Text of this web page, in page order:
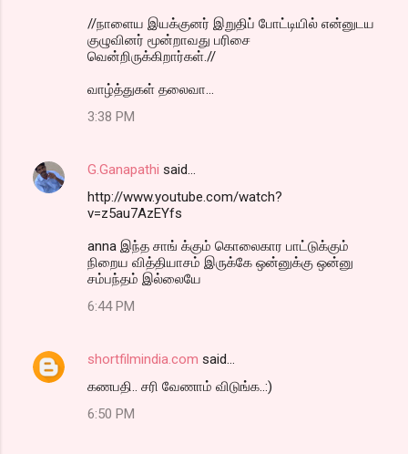
//நாளைய இயக்குனர் இறுதிப் போட்டியில் என்னுடய
குழுவினர் மூன்றாவது பரிசை
வென்றிருக்கிறார்கள்.//
வாழ்த்துகள் தலைவா...
3:38 PM
G.Ganapathi said…
http://www.youtube.com/watch?
v=z5au7AzEYfs
anna இந்த சாங் க்கும் கொலைகார பாட்டுக்கும்
நிறைய வித்தியாசம் இருக்கே ஒன்னுக்கு ஒன்னு
சம்பந்தம் இல்லையே
6:44 PM
shortfilmindia.com said…
கணபதி.. சரி வேணாம் விடுங்க..:)
6:50 PM